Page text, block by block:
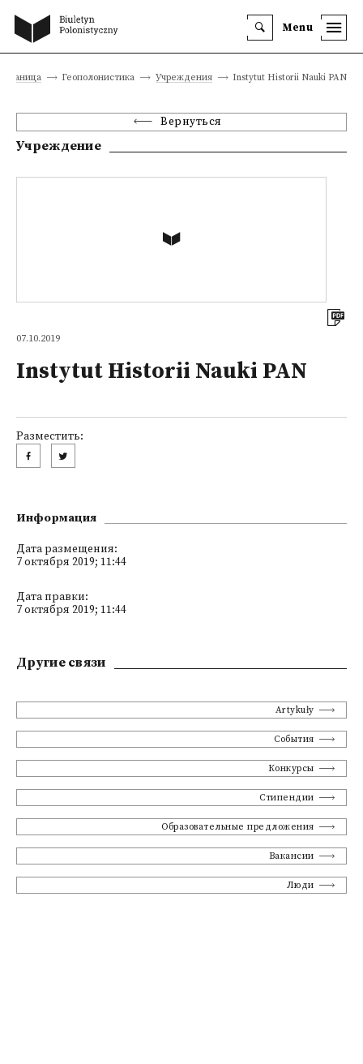
Menu
Геополонистика Учреждения Instytut Historii Nauki PAN
Вернуться
Учреждение
07.10.2019
Instytut Historii Nauki PAN
Разместить:
Информация
Дата размещения:
7 октября 2019; 11:44
Дата правки:
7 октября 2019; 11:44
Другие связи
Artykuły
События
Конкурсы
Стипендии
Образовательные предложения
Вакансии
Люди